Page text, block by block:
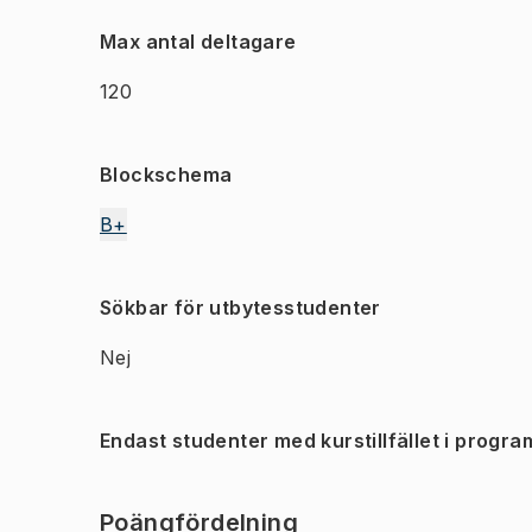
Max antal deltagare
120
Blockschema
B+
Sökbar för utbytesstudenter
Nej
Endast studenter med kurstillfället i
Poängfördelning